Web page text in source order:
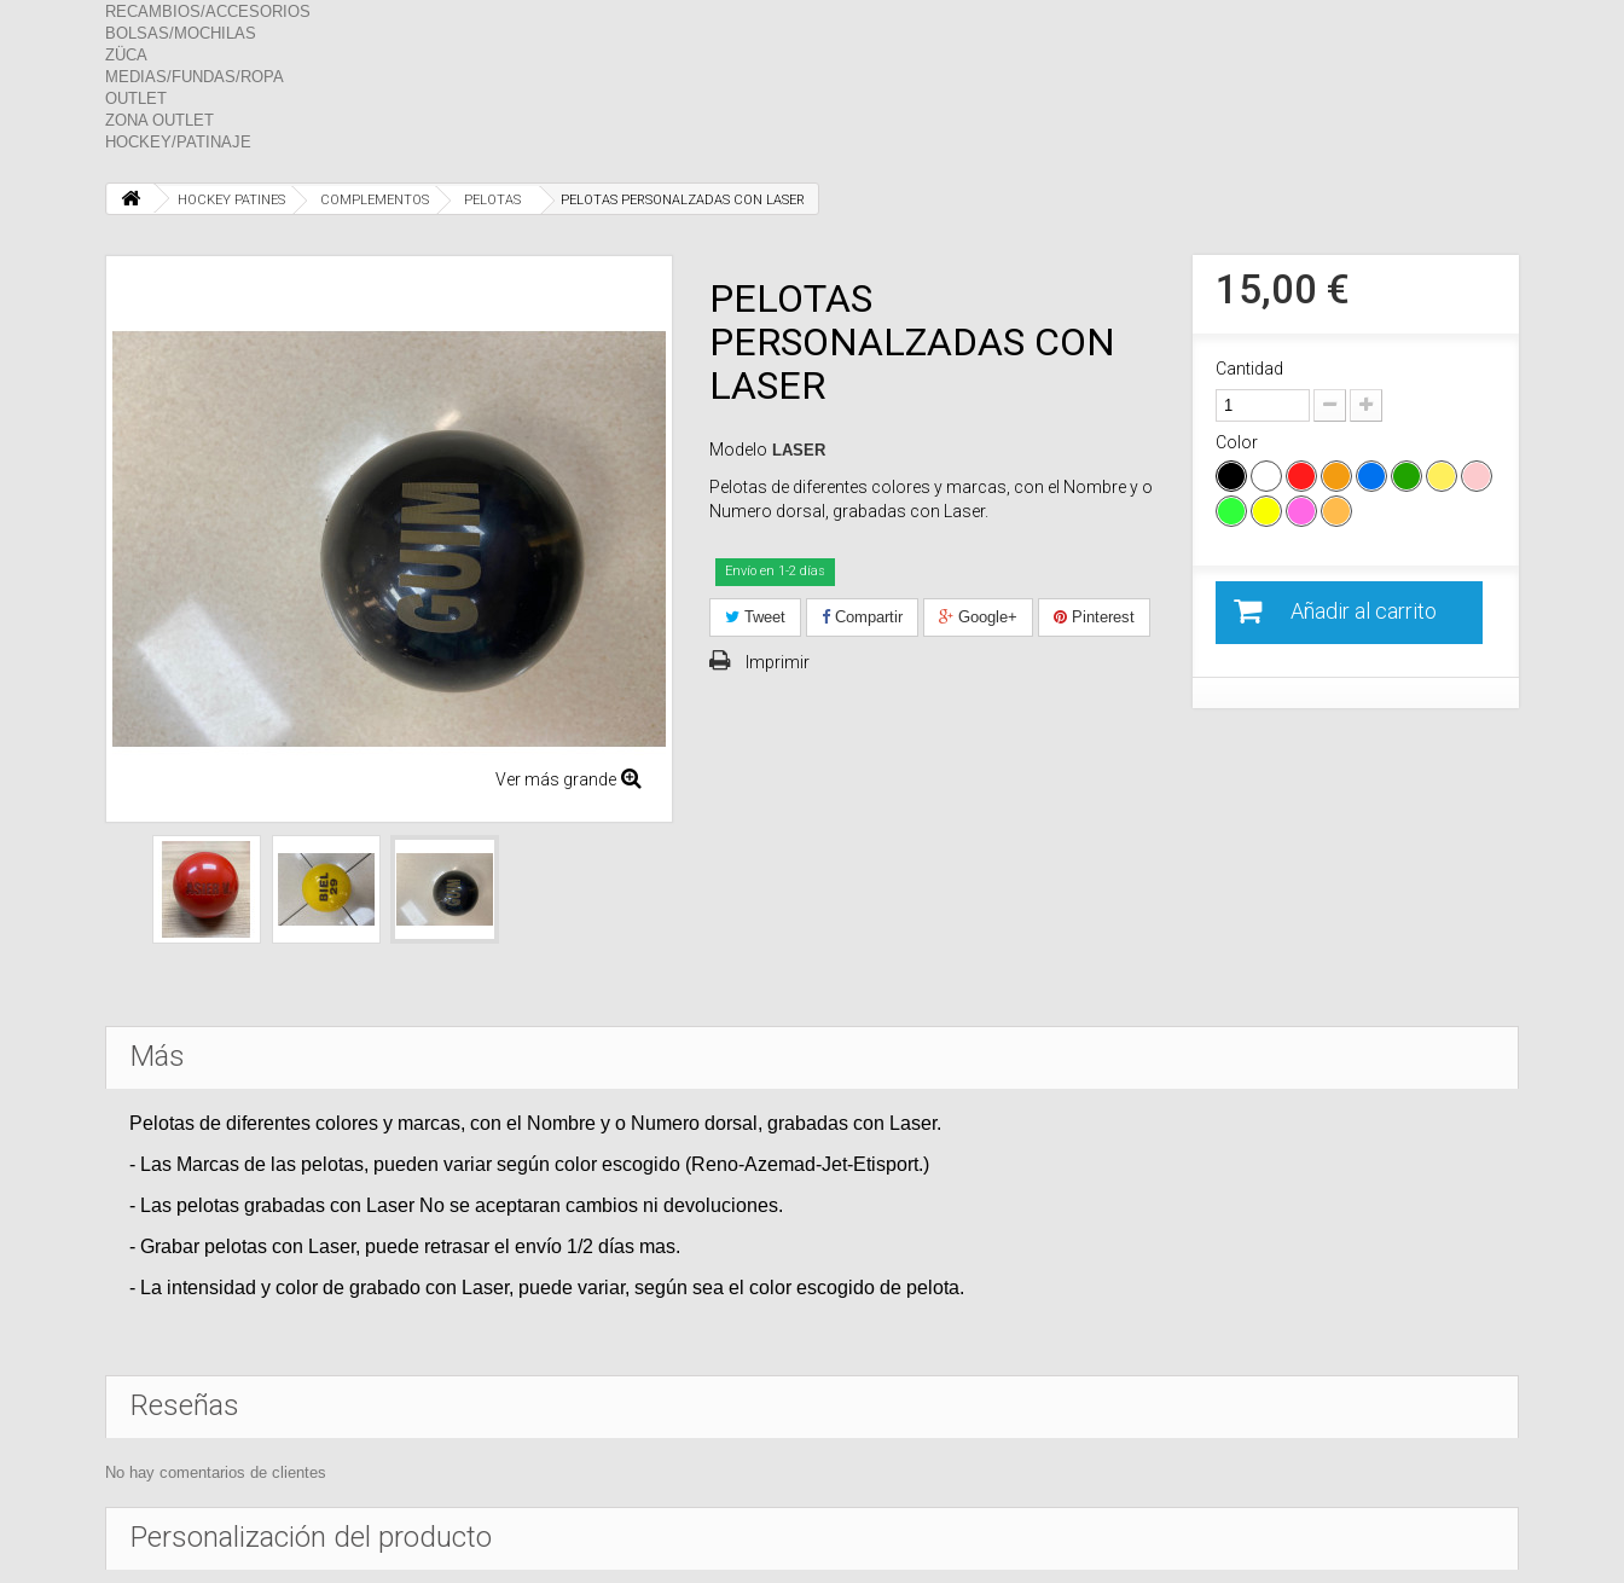
RECAMBIOS/ACCESORIOS
BOLSAS/MOCHILAS
ZÜCA
MEDIAS/FUNDAS/ROPA
OUTLET
ZONA OUTLET
HOCKEY/PATINAJE
HOCKEY PATINES COMPLEMENTOS PELOTAS PELOTAS PERSONALZADAS CON LASER
Ver más grande
PELOTAS
PERSONALZADAS CON
LASER
Modelo LASER
Pelotas de diferentes colores y marcas, con el Nombre y o
Numero dorsal, grabadas con Laser.
Envío en 1-2 días
Tweet Compartir Google+ Pinterest
Imprimir
15,00 €
Cantidad
Color
Añadir al carrito
Más
Pelotas de diferentes colores y marcas, con el Nombre y o Numero dorsal, grabadas con Laser.
- Las Marcas de las pelotas, pueden variar según color escogido (Reno-Azemad-Jet-Etisport.)
- Las pelotas grabadas con Laser No se aceptaran cambios ni devoluciones.
- Grabar pelotas con Laser, puede retrasar el envío 1/2 días mas.
- La intensidad y color de grabado con Laser, puede variar, según sea el color escogido de pelota.
Reseñas
No hay comentarios de clientes
Personalización del producto